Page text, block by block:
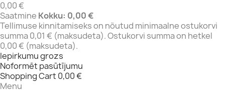
0,00 €
Saatmine Kokku: 0,00 €
Tellimuse kinnitamiseks on nõutud minimaalne ostukorvi
summa 0,01 € (maksudeta). Ostukorvi summa on hetkel
0,00 € (maksudeta).
Iepirkumu grozs
Noformēt pasūtījumu
Shopping Cart 0,00 €
Menu